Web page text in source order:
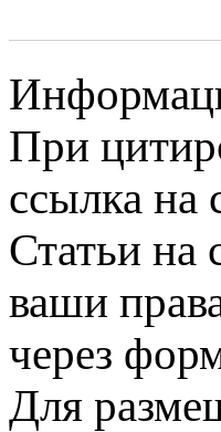
При
ссылка на
Статьи на
ваши
через
Для